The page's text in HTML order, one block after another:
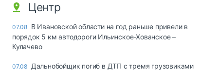
Центр
07.08 В Ивановской области на год раньше привели в
порядок 5 км автодороги Ильинское-Хованское –
Кулачево
07.08 Дальнобойщик погиб в ДТП с тремя грузовиками